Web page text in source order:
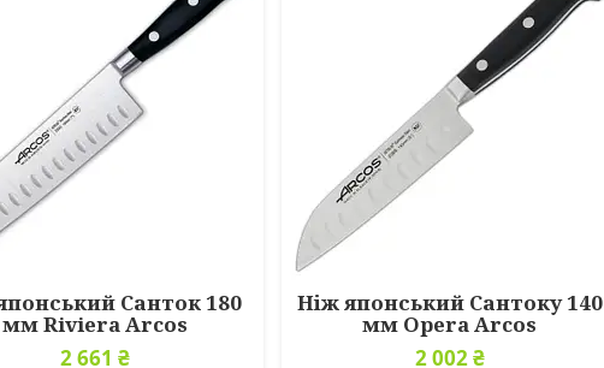
Санток 180
мм Riviera Arcos
2 661 ₴
Ніж японський Сантоку 140
мм Opera Arcos
2 002 ₴